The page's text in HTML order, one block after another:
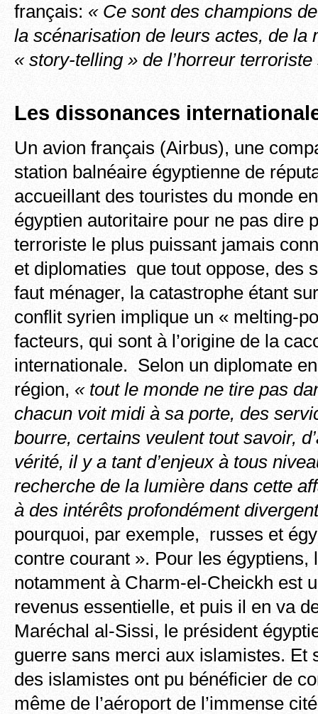
français: « Ce sont des champions
la scénarisation de leurs actes, de la
« story-telling » de l’horreur terroriste
Les dissonances
Un avion français (Airbus), une
station balnéaire égyptienne de
accueillant des touristes du monde
égyptien autoritaire pour ne pas dire
terroriste le plus puissant jamais
et diplomaties que tout oppose, des
faut ménager, la catastrophe étant
conflit syrien implique un « melting-
facteurs, qui sont à l’origine de la
internationale. Selon un diplomate
région, « tout le monde ne tire pas
chacun voit midi à sa porte, des
bourre, certains veulent tout savoir,
vérité, il y a tant d’enjeux à tous
recherche de la lumière dans cette
à des intérêts profondément
pourquoi, par exemple, russes et
contre courant ». Pour les égyptiens,
notamment à Charm-el-Cheickh est
revenus essentielle, et puis il en va
Maréchal al-Sissi, le président
guerre sans merci aux islamistes. Et
des islamistes ont pu bénéficier de
même de l’aéroport de l’immense